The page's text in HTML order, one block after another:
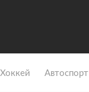
Хоккей Автоспорт